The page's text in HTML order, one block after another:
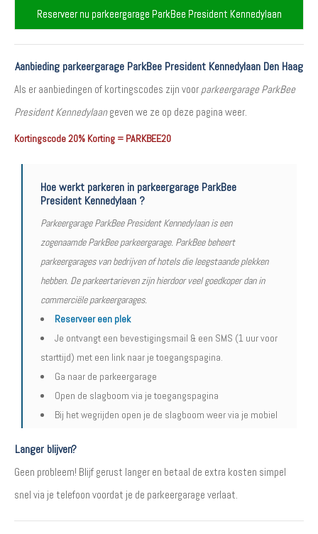
Reserveer nu parkeergarage ParkBee President Kennedylaan
Aanbieding parkeergarage ParkBee President Kennedylaan Den Haag
Als er aanbiedingen of kortingscodes zijn voor parkeergarage ParkBee
President Kennedylaangeven we ze op deze pagina weer.
Kortingscode 20% Korting = PARKBEE20
Hoe werkt parkeren in parkeergarage ParkBee
President Kennedylaan ?
Parkeergarage ParkBee President Kennedylaan is een
zogenaamde ParkBee parkeergarage. ParkBee beheert
parkeergarages van bedrijven of hotels die leegstaande plekken
hebben. De parkeertarieven zijn hierdoor veel goedkoper dan in
commerciële parkeergarages.
Reserveer een plek
Je ontvangt een bevestigingsmail & een SMS (1 uur voor
starttijd) met een link naar je toegangspagina.
Ga naar de parkeergarage
Open de slagboom via je toegangspagina
Bij het wegrijden open je de slagboom weer via je mobiel
Langer blijven?
Geen probleem! Blijf gerust langer en betaal de extra kosten simpel
snel via je telefoon voordat je de parkeergarage verlaat.